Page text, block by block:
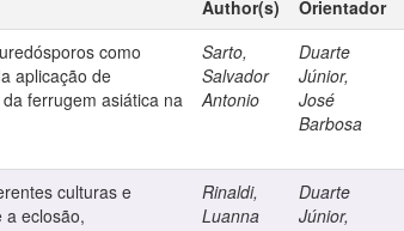
Author(s) Orientador
como
aplicação de
ferrugem asiática na
Sarto,
Salvador
Antonio
Duarte
Júnior,
José
Barbosa
culturas e
a eclosão,
Rinaldi,
Luanna
Duarte
Júnior,